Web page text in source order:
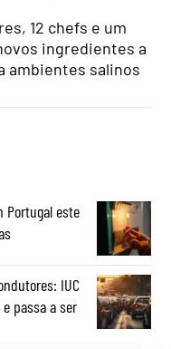
12 chefs e um
ingredientes a
ambientes salinos
Portugal este
IUC
passa a ser